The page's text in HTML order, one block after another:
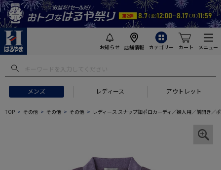
お知らせ 店舗情報 カテゴリー カート メニュー
メンズ レディース アウトレット
TOP その他 その他 その他 レディース スナップ釦ポロカーディ／婦人用／前開き